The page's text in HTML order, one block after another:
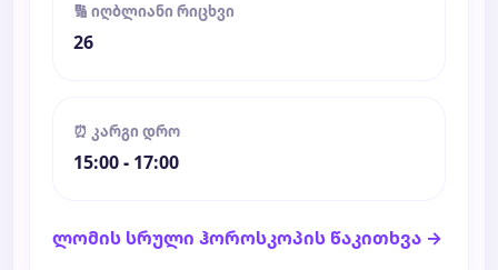
🔢 იღბლიანი რიცხვი
26
⏰ კარგი დრო
15:00 - 17:00
ლომის სრული ჰოროსკოპის წაკითხვა →